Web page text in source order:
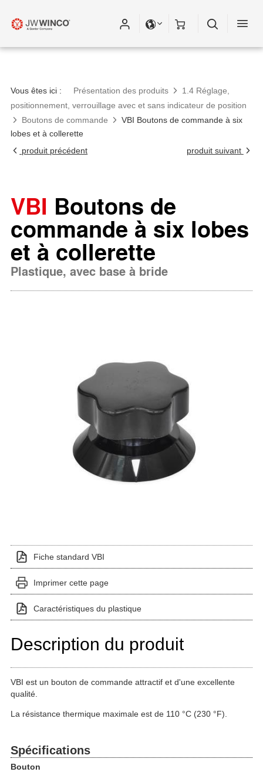
Vous êtes ici : Présentation des produits
1.4 Réglage,
positionnement, verrouillage avec et sans indicateur de position
Boutons de commande
VBI Boutons de commande à six
lobes et à collerette
produit précédent
produit suivant
VBI Boutons de
commande à six lobes
et à collerette
Plastique, avec base à bride
Fiche standard VBI
Imprimer cette page
Caractéristiques du plastique
Description du produit
VBI est un bouton de commande attractif et d'une excellente
qualité.
La résistance thermique maximale est de 110 °C (230 °F).
Spécifications
Bouton